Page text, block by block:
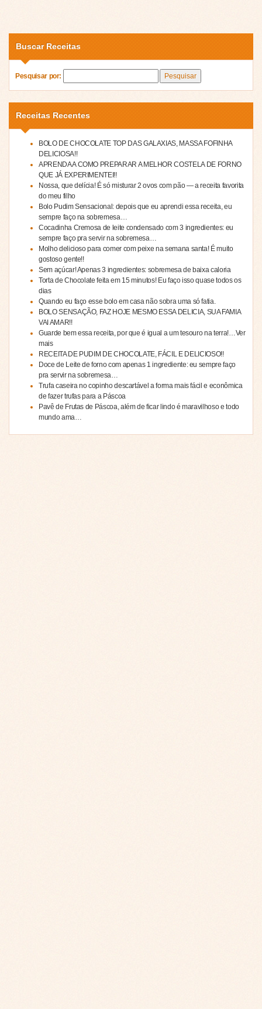
Buscar Receitas
Pesquisar por:
Receitas Recentes
BOLO DE CHOCOLATE TOP DAS GALAXIAS, MASSA FOFINHA
DELICIOSA!!
APRENDA A COMO PREPARAR A MELHOR COSTELA DE FORNO
QUE JÁ EXPERIMENTEI!!
Nossa, que delícia! É só misturar 2 ovos com pão — a receita favorita
do meu filho
Bolo Pudim Sensacional: depois que eu aprendi essa receita, eu
sempre faço na sobremesa…
Cocadinha Cremosa de leite condensado com 3 ingredientes: eu
sempre faço pra servir na sobremesa…
Molho delicioso para comer com peixe na semana santa! É muito
gostoso gente!!
Sem açúcar! Apenas 3 ingredientes: sobremesa de baixa caloria
Torta de Chocolate feita em 15 minutos! Eu faço isso quase todos os
dias
Quando eu faço esse bolo em casa não sobra uma só fatia.
BOLO SENSAÇÃO, FAZ HOJE MESMO ESSA DELICIA, SUA FAMIA
VAI AMAR!!
Guarde bem essa receita, por que é igual a um tesouro na terra!…Ver
mais
RECEITA DE PUDIM DE CHOCOLATE, FÁCIL E DELICIOSO!!
Doce de Leite de forno com apenas 1 ingrediente: eu sempre faço
pra servir na sobremesa…
Trufa caseira no copinho descartável a forma mais fácil e econômica
de fazer trufas para a Páscoa
Pavê de Frutas de Páscoa, além de ficar lindo é maravilhoso e todo
mundo ama…